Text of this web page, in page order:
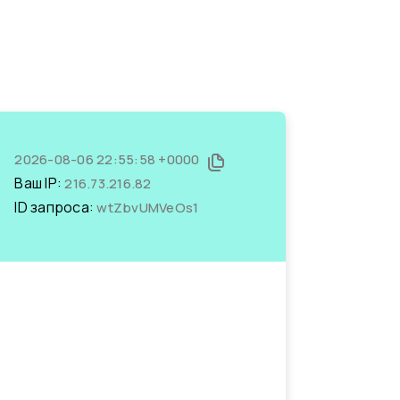
2026-08-06 22:55:58 +0000
Ваш IP:216.73.216.82
ID запроса:wtZbvUMVeOs1